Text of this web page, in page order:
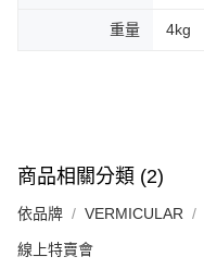
重量 4kg
商品相關分類 (2)
依品牌 VERMICULAR
線上特賣會